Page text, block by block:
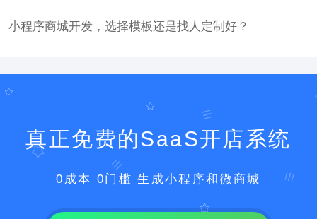
小程序商城开发，选择模板还是找人定制好？
真正免费的SaaS开店系统
0成本 0门槛 生成小程序和微商城